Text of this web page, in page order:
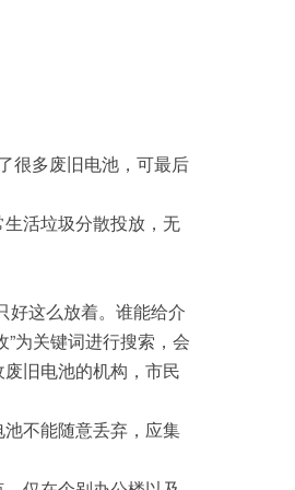
很多废旧电池，可最后
活垃圾分散投放，无
好这么放着。谁能给介
”为关键词进行搜索，会
旧电池的机构，市民
不能随意丢弃，应集